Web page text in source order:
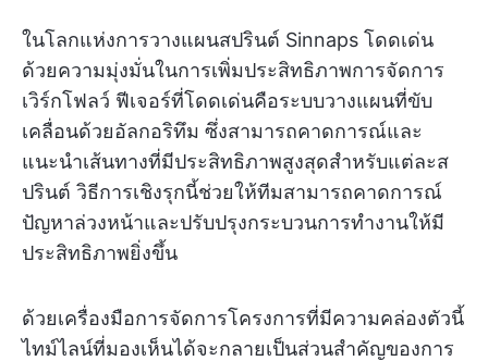
ในโลกแห่งการวางแผนสปรินต์ Sinnaps โดดเด่น
ด้วยความมุ่งมั่นในการเพิ่มประสิทธิภาพการจัดการ
เวิร์กโฟลว์ ฟีเจอร์ที่โดดเด่นคือระบบวางแผนที่ขับ
เคลื่อนด้วยอัลกอริทึม ซึ่งสามารถคาดการณ์และ
แนะนำเส้นทางที่มีประสิทธิภาพสูงสุดสำหรับแต่ละส
ปรินต์ วิธีการเชิงรุกนี้ช่วยให้ทีมสามารถคาดการณ์
ปัญหาล่วงหน้าและปรับปรุงกระบวนการทำงานให้มี
ประสิทธิภาพยิ่งขึ้น
ด้วยเครื่องมือการจัดการโครงการที่มีความคล่องตัวนี้
ไทม์ไลน์ที่มองเห็นได้จะกลายเป็นส่วนสำคัญของการ